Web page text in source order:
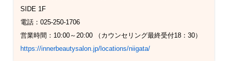
SIDE 1F
電話：025-250-1706
営業時間：10:00～20:00 （カウンセリング最終受付18：30）
https://innerbeautysalon.jp/locations/niigata/